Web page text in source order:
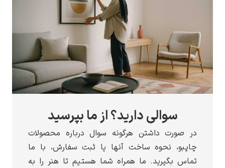
سوالی دارید؟ از ما بپرسید
در صورت داشتن هرگونه سوال درباره محصولات
چاپبو، نحوه ساخت آنها یا ثبت سفارش، با ما
تماس بگیرید. ما همراه شما هستیم تا هنر را به